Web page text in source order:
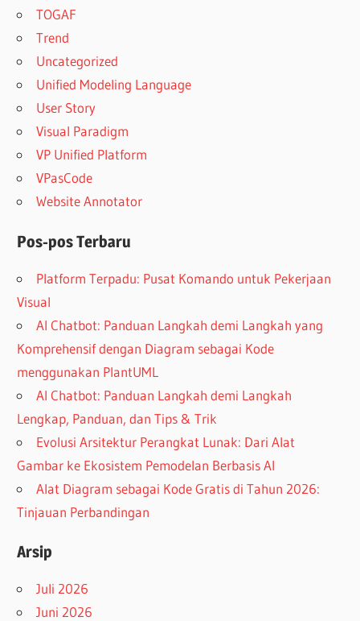
TOGAF
Trend
Uncategorized
Unified Modeling Language
User Story
Visual Paradigm
VP Unified Platform
VPasCode
Website Annotator
Pos-pos Terbaru
Platform Terpadu: Pusat Komando untuk Pekerjaan
Visual
AI Chatbot: Panduan Langkah demi Langkah yang
Komprehensif dengan Diagram sebagai Kode
menggunakan PlantUML
AI Chatbot: Panduan Langkah demi Langkah
Lengkap, Panduan, dan Tips & Trik
Evolusi Arsitektur Perangkat Lunak: Dari Alat
Gambar ke Ekosistem Pemodelan Berbasis AI
Alat Diagram sebagai Kode Gratis di Tahun 2026:
Tinjauan Perbandingan
Arsip
Juli 2026
Juni 2026